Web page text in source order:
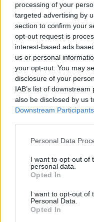
processing of your
targeted advertising by
section to confirm your
opt-out request is
interest-based ads
us or personal
your opt-out. You may
disclosure of your
IAB’s list of
also be disclosed by us
Downstream Participants
Please note that this
not limited to your visit
grant or deny consent
use your data for below
consent section.
Personal Data
I want to opt-out of
personal data.
Opted In
I want to opt-out of
Personal Data.
Opted In
F
a
ce
b
o
o
k
T
w
it
te
r
Pi
n
te
re
st
NOTIZIE RECENTI
Gallura
Michelle